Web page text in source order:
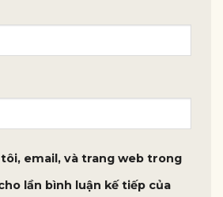
email, và trang web trong
lần bình luận kế tiếp của